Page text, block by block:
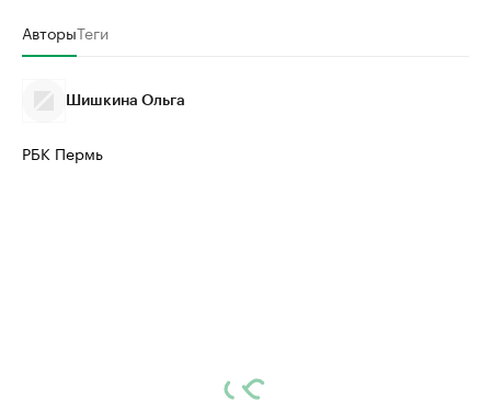
АвторыТеги
Шишкина Ольга
РБК Пермь